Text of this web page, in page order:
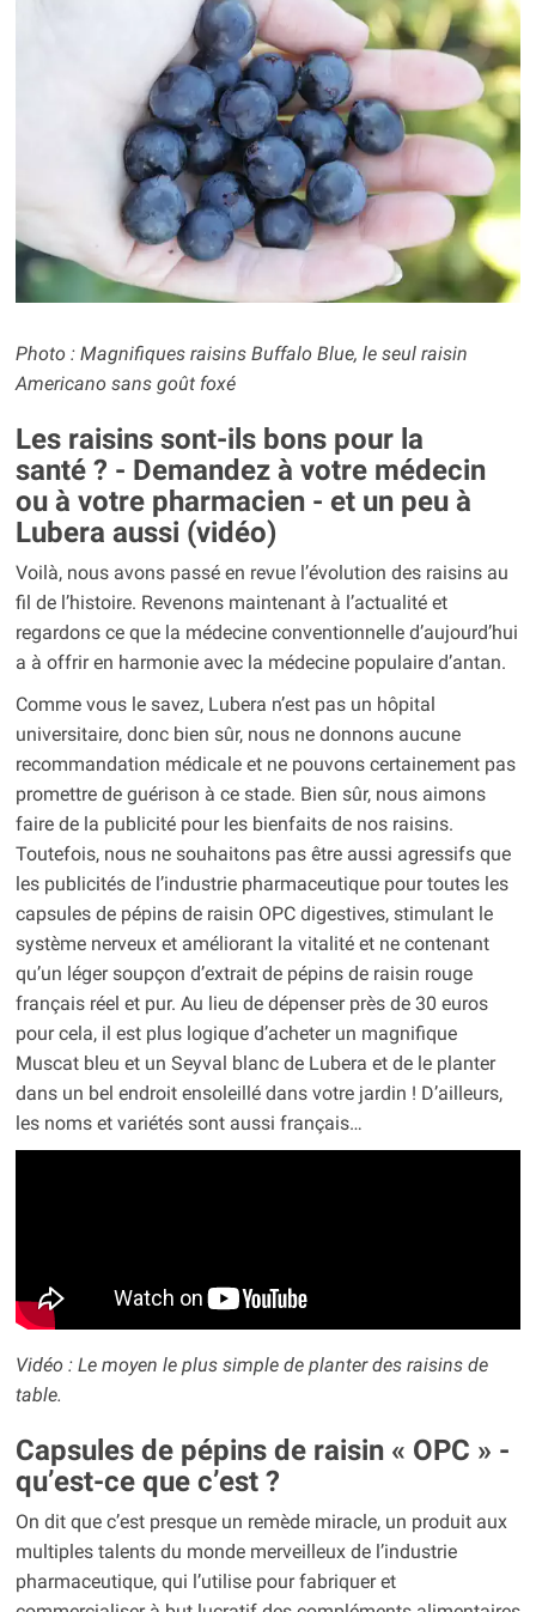
Photo : Magnifiques raisins Buffalo Blue, le seul raisin
Americano sans goût foxé
Les raisins sont-ils bons pour la
santé ? - Demandez à votre médecin
ou à votre pharmacien - et un peu à
Lubera aussi (vidéo)
Voilà, nous avons passé en revue l’évolution des raisins au
fil de l’histoire. Revenons maintenant à l’actualité et
regardons ce que la médecine conventionnelle d’aujourd’hui
a à offrir en harmonie avec la médecine populaire d’antan.
Comme vous le savez, Lubera n’est pas un hôpital
universitaire, donc bien sûr, nous ne donnons aucune
recommandation médicale et ne pouvons certainement pas
promettre de guérison à ce stade. Bien sûr, nous aimons
faire de la publicité pour les bienfaits de nos raisins.
Toutefois, nous ne souhaitons pas être aussi agressifs que
les publicités de l’industrie pharmaceutique pour toutes les
capsules de pépins de raisin OPC digestives, stimulant le
système nerveux et améliorant la vitalité et ne contenant
qu’un léger soupçon d’extrait de pépins de raisin rouge
français réel et pur. Au lieu de dépenser près de 30 euros
pour cela, il est plus logique d’acheter un magnifique
Muscat bleu et un Seyval blanc de Lubera et de le planter
dans un bel endroit ensoleillé dans votre jardin ! D’ailleurs,
les noms et variétés sont aussi français…
Vidéo : Le moyen le plus simple de planter des raisins de
table.
Capsules de pépins de raisin « OPC » -
qu’est-ce que c’est ?
On dit que c’est presque un remède miracle, un produit aux
multiples talents du monde merveilleux de l’industrie
pharmaceutique, qui l’utilise pour fabriquer et